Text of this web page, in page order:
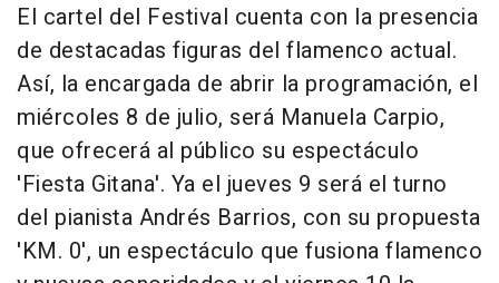
El cartel del Festival cuenta con la presencia
de destacadas figuras del flamenco actual.
Así, la encargada de abrir la programación, el
miércoles 8 de julio, será Manuela Carpio,
que ofrecerá al público su espectáculo
'Fiesta Gitana'. Ya el jueves 9 será el turno
del pianista Andrés Barrios, con su propuesta
'KM. 0', un espectáculo que fusiona flamenco